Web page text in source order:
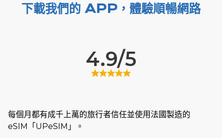
下載我們的 APP，體驗順暢網路
4.9/5
每個月都有成千上萬的旅行者信任並使用法國製造的
eSIM「UPeSIM」。